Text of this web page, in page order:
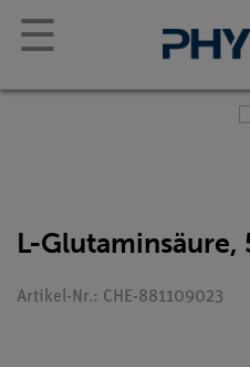
☰
L-Glutaminsäure,
Artikel-Nr.: CHE-881109023